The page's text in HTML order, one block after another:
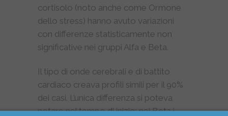
cortisolo (noto anche come Ormone
dello stress) hanno avuto variazioni
con differenze statisticamente non
significative nei gruppi Alfa e Beta.
Il tipo di onde cerebrali e di battito
cardiaco creava profili simili per il 90%
dei casi. L’unica differenza si poteva
notare nel tempo di inizio: nei Beta i